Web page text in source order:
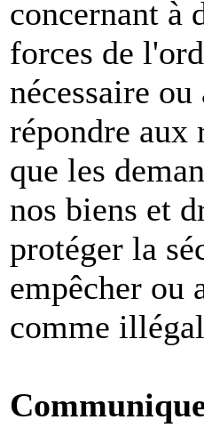
concernant à
forces de
nécessaire
répondre aux
que les
nos biens et
protéger la
empêcher ou
comme